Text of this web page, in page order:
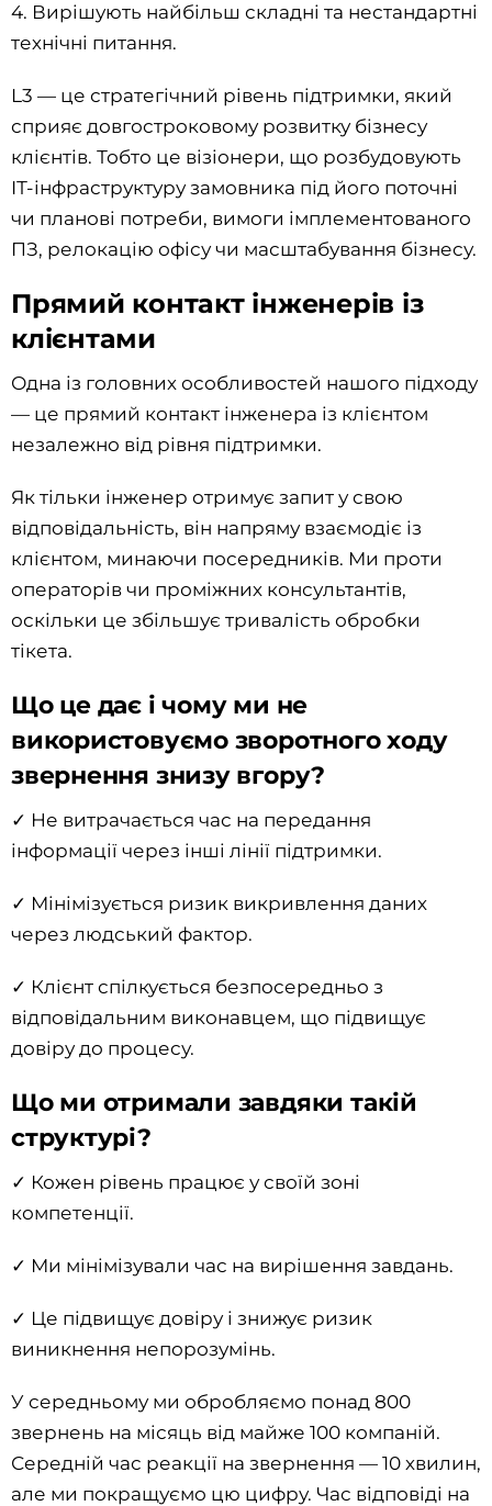
4. Вирішують найбільш складні та нестандартні
технічні питання.
L3 — це стратегічний рівень підтримки, який
сприяє довгостроковому розвитку бізнесу
клієнтів. Тобто це візіонери, що розбудовують
ІТ-інфраструктуру замовника під його поточні
чи планові потреби, вимоги імплементованого
ПЗ, релокацію офісу чи масштабування бізнесу.
Прямий контакт інженерів із
клієнтами
Одна із головних особливостей нашого підходу
— це прямий контакт інженера із клієнтом
незалежно від рівня підтримки.
Як тільки інженер отримує запит у свою
відповідальність, він напряму взаємодіє із
клієнтом, минаючи посередників. Ми проти
операторів чи проміжних консультантів,
оскільки це збільшує тривалість обробки
тікета.
Що це дає і чому ми не
використовуємо зворотного ходу
звернення знизу вгору?
✓ Не витрачається час на передання
інформації через інші лінії підтримки.
✓ Мінімізується ризик викривлення даних
через людський фактор.
✓ Клієнт спілкується безпосередньо з
відповідальним виконавцем, що підвищує
довіру до процесу.
Що ми отримали завдяки такій
структурі?
✓ Кожен рівень працює у своїй зоні
компетенції.
✓ Ми мінімізували час на вирішення завдань.
✓ Це підвищує довіру і знижує ризик
виникнення непорозумінь.
У середньому ми обробляємо понад 800
звернень на місяць від майже 100 компаній.
Середній час реакції на звернення — 10 хвилин,
але ми покращуємо цю цифру. Час відповіді на